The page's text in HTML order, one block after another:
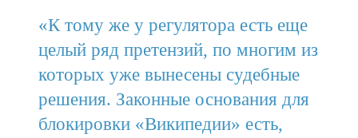
«К тому же у регулятора есть еще
целый ряд претензий, по многим из
которых уже вынесены судебные
решения. Законные основания для
блокировки «Википедии» есть,